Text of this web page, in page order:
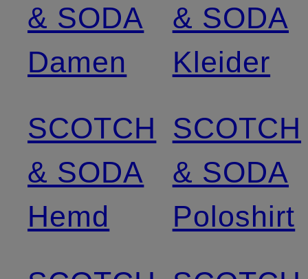
& SODA
Damen
SCOTCH
& SODA
Hemd
& SODA
Kleider
SCOTCH
& SODA
Poloshirt